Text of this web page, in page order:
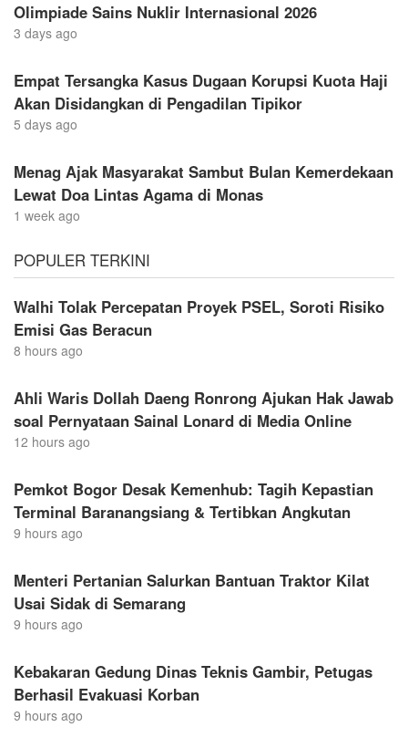
Olimpiade Sains Nuklir Internasional 2026
3 days ago
Empat Tersangka Kasus Dugaan Korupsi Kuota Haji
Akan Disidangkan di Pengadilan Tipikor
5 days ago
Menag Ajak Masyarakat Sambut Bulan Kemerdekaan
Lewat Doa Lintas Agama di Monas
1 week ago
POPULER TERKINI
Walhi Tolak Percepatan Proyek PSEL, Soroti Risiko
Emisi Gas Beracun
8 hours ago
Ahli Waris Dollah Daeng Ronrong Ajukan Hak Jawab
soal Pernyataan Sainal Lonard di Media Online
12 hours ago
Pemkot Bogor Desak Kemenhub: Tagih Kepastian
Terminal Baranangsiang & Tertibkan Angkutan
9 hours ago
Menteri Pertanian Salurkan Bantuan Traktor Kilat
Usai Sidak di Semarang
9 hours ago
Kebakaran Gedung Dinas Teknis Gambir, Petugas
Berhasil Evakuasi Korban
9 hours ago